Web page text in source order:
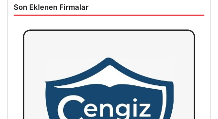
Son Eklenen Firmalar